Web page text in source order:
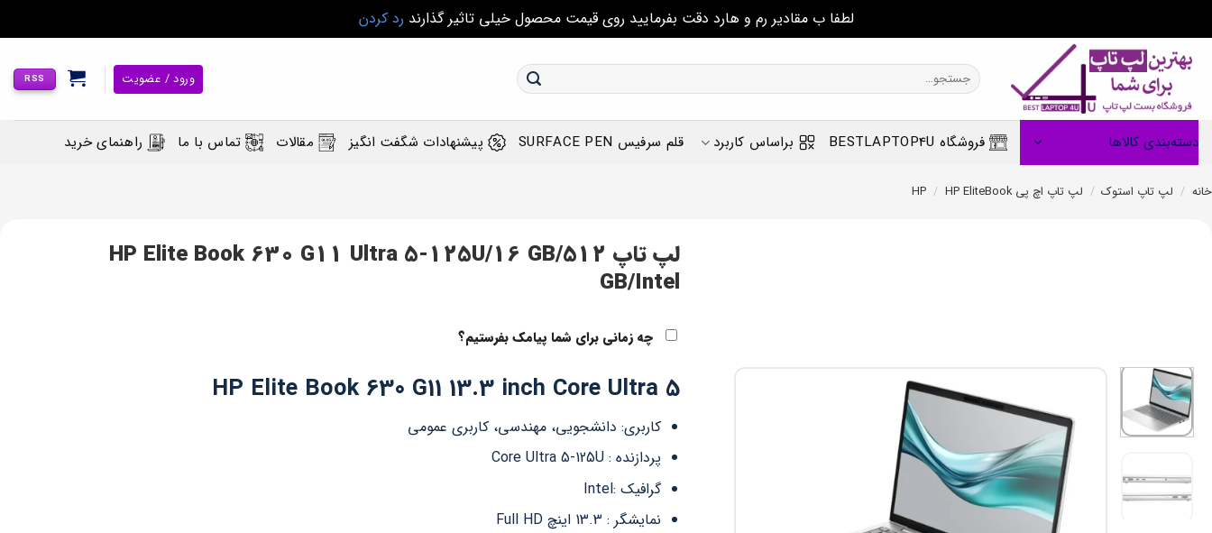
لطفا ب مقادیر رم و هارد دقت بفرمایید روی قیمت محصول خیلی تاثیر گذارند رد کردن
content
جستجو
برای:
ورود / عضویت RSS
دسته‌بندی کالاها فروشگاه BESTLAPTOP4U براساس کاربرد قلم سرفیس SURFACE PEN پیشنهادات شگفت انگیز مقالات تماس با ما راهنمای خرید
خانه / لپ تاپ استوک / لپ تاپ اچ پی HP / HP EliteBook
لپ تاپ HP Elite Book 630 G11 Ultra 5-125U/16 GB/512
GB/Intel
چه زمانی برای شما پیامک بفرستیم؟
HP Elite Book 630 G11 13.3 inch Core Ultra 5
کاربری: دانشجویی، مهندسی، کاربری عمومی
پردازنده : Core Ultra 5-125U
گرافیک :Intel
نمایشگر : 13.3 اینچ Full HD